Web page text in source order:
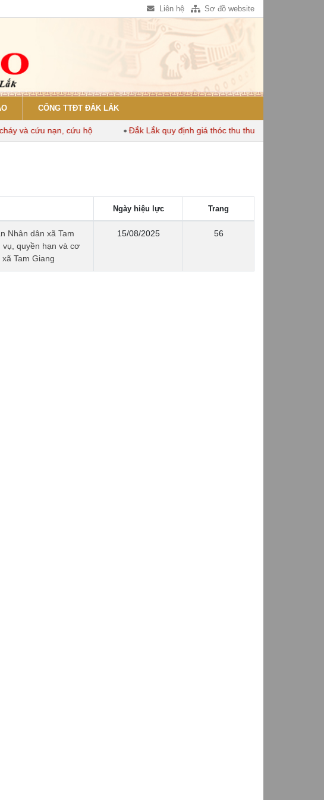
Liên hệ Sơ đồ website
CỔNG TTĐT ĐẮK LẮK
và cứu nạn, cứu hộ Đắk Lắk quy định giá thóc thu thuế dùng để tính thuế
Ngày hiệu lực Trang
Nhân dân xã Tam
quyền hạn và cơ
Tam Giang
15/08/2025 56